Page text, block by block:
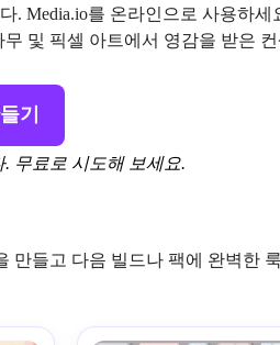
. Media.io를 온라인으로 사용하세
및 픽셀 아트에서 영감을 받은
기
무료로 시도해 보세요.
만들고 다음 빌드나 팩에 완벽한